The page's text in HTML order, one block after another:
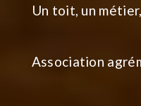
Un toit, un
Association